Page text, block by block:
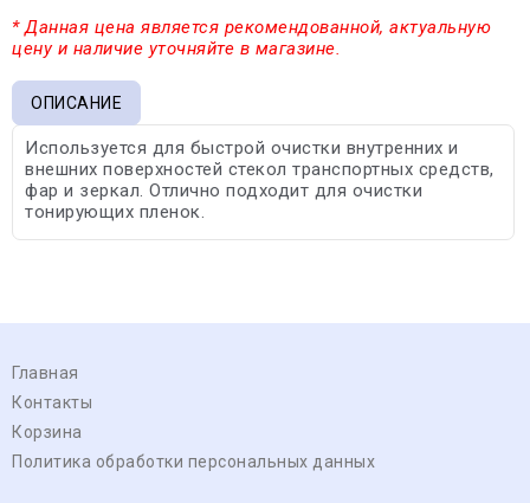
* Данная цена является рекомендованной, актуальную
цену и наличие уточняйте в магазине.
ОПИСАНИЕ
Используется для быстрой очистки внутренних и
внешних поверхностей стекол транспортных средств,
фар и зеркал. Отлично подходит для очистки
тонирующих пленок.
Главная
Контакты
Корзина
Политика обработки персональных данных